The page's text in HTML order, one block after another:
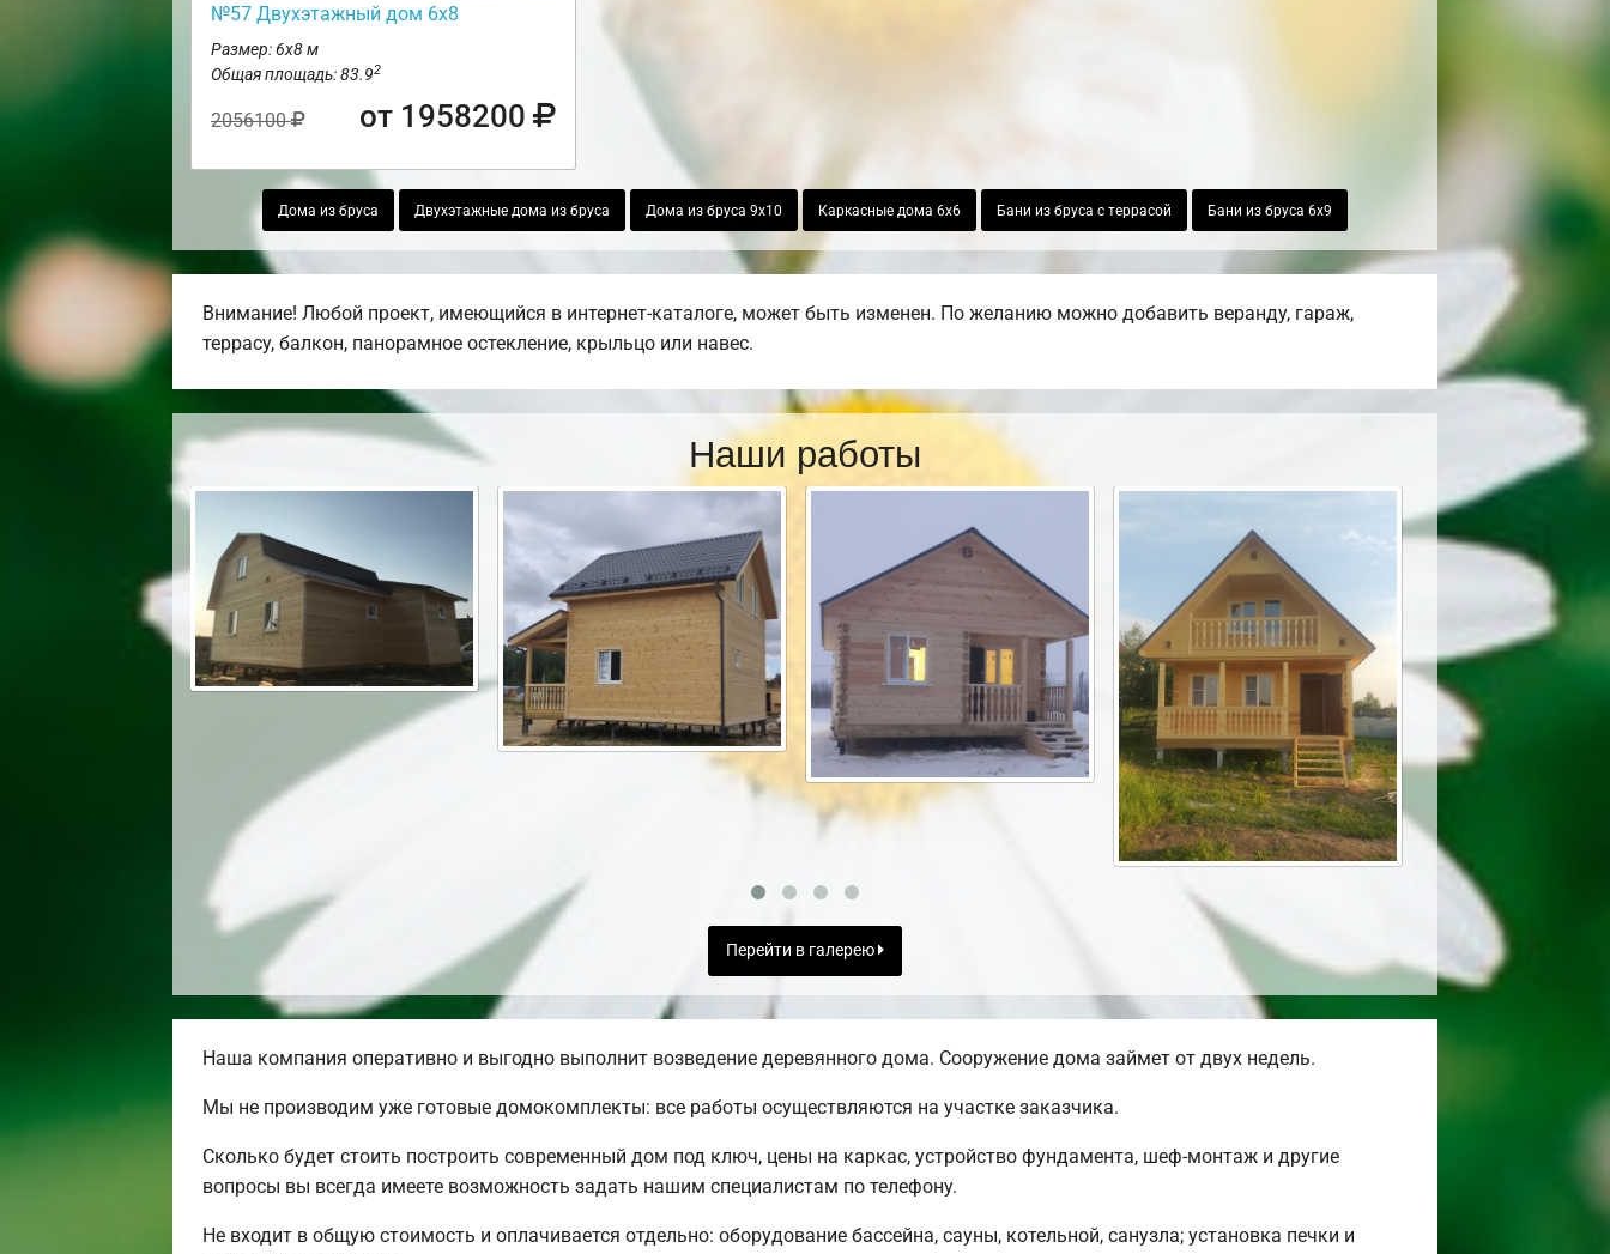
№57 Двухэтажный дом 6х8
Размер: 6х8 м
Общая площадь: 83.92
2056100 от 1958200
Дома из бруса Двухэтажные дома из бруса Дома из бруса 9х10 Каркасные дома 6х6 Бани из бруса с террасой Бани из бруса 6х9
Внимание! Любой проект, имеющийся в интернет-каталоге, может быть изменен. По желанию можно добавить веранду, гараж,
террасу, балкон, панорамное остекление, крыльцо или навес.
Наши работы
Перейти в галерею
Наша компания оперативно и выгодно выполнит возведение деревянного дома. Сооружение дома займет от двух недель.
Мы не производим уже готовые домокомплекты: все работы осуществляются на участке заказчика.
Сколько будет стоить построить современный дом под ключ, цены на каркас, устройство фундамента, шеф-монтаж и другие
вопросы вы всегда имеете возможность задать нашим специалистам по телефону.
Не входит в общую стоимость и оплачивается отдельно: оборудование бассейна, сауны, котельной, санузла; установка печки и